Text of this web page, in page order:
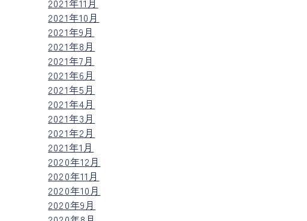
2021年11月
2021年10月
2021年9月
2021年8月
2021年7月
2021年6月
2021年5月
2021年4月
2021年3月
2021年2月
2021年1月
2020年12月
2020年11月
2020年10月
2020年9月